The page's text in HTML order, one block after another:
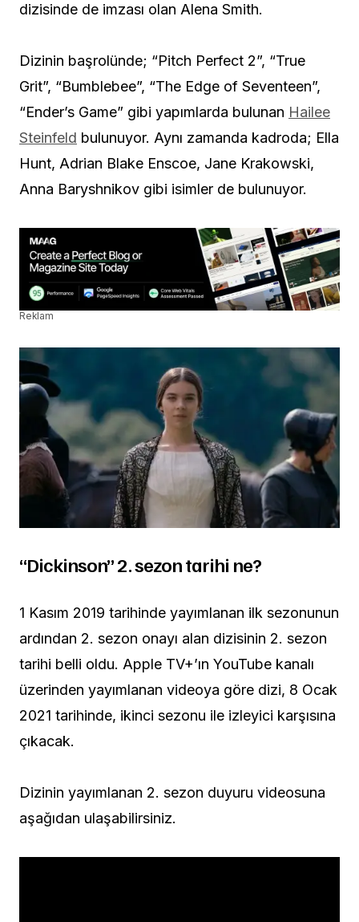
dizisinde de imzası olan Alena Smith.
Dizinin başrolünde; “Pitch Perfect 2”, “True
Grit”, “Bumblebee”, “The Edge of Seventeen”,
“Ender’s Game” gibi yapımlarda bulunan Hailee
Steinfeld bulunuyor. Aynı zamanda kadroda; Ella
Hunt, Adrian Blake Enscoe, Jane Krakowski,
Anna Baryshnikov gibi isimler de bulunuyor.
Reklam
“Dickinson” 2. sezon tarihi ne?
1 Kasım 2019 tarihinde yayımlanan ilk sezonunun
ardından 2. sezon onayı alan dizisinin 2. sezon
tarihi belli oldu. Apple TV+’ın YouTube kanalı
üzerinden yayımlanan videoya göre dizi, 8 Ocak
2021 tarihinde, ikinci sezonu ile izleyici karşısına
çıkacak.
Dizinin yayımlanan 2. sezon duyuru videosuna
aşağıdan ulaşabilirsiniz.